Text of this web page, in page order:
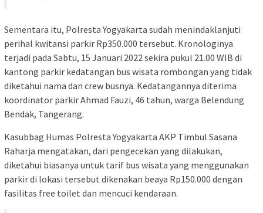
Sementara itu, Polresta Yogyakarta sudah menindaklanjuti
perihal kwitansi parkir Rp350.000 tersebut. Kronologinya
terjadi pada Sabtu, 15 Januari 2022 sekira pukul 21.00 WIB di
kantong parkir kedatangan bus wisata rombongan yang tidak
diketahui nama dan crew busnya. Kedatangannya diterima
koordinator parkir Ahmad Fauzi, 46 tahun, warga Belendung
Bendak, Tangerang.
Kasubbag Humas Polresta Yogyakarta AKP Timbul Sasana
Raharja mengatakan, dari pengecekan yang dilakukan,
diketahui biasanya untuk tarif bus wisata yang menggunakan
parkir di lokasi tersebut dikenakan beaya Rp150.000 dengan
fasilitas free toilet dan mencuci kendaraan.